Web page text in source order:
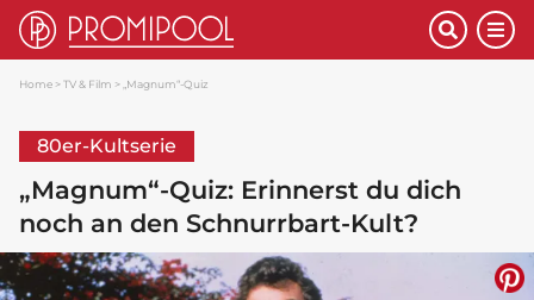
Home TV & Film „Magnum“-Quiz
80er-Kultserie
„Magnum“-Quiz: Erinnerst du dich
noch an den Schnurrbart-Kult?